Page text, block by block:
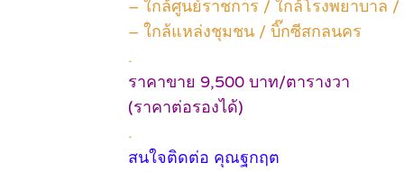
– ใกล้ศูนย์ราชการ / ใกล้โรงพยาบาล /
– ใกล้แหล่งชุมชน / บิ๊กซีสกลนคร
.
ราคาขาย 9,500 บาท/ตารางวา
(ราคาต่อรองได้)
.
สนใจติดต่อ คุณฐกฤต